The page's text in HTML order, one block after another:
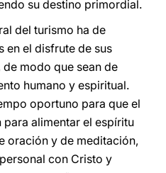
su destino primordial.
del turismo ha de
en el disfrute de sus
modo que sean de
humano y espiritual.
oportuno para que el
alimentar el espíritu
oración y de meditación,
con Cristo y